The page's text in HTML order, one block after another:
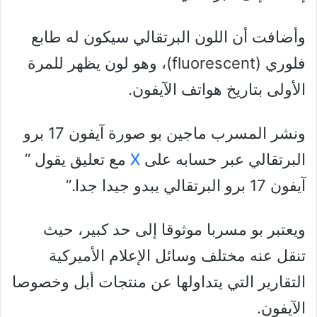
وأضافت أن اللون البرتقالي سيكون له طابع
فلوري (fluorescent)، وهو لون يظهر للمرة
الأولى بتاريخ هواتف الآيفون.
ونشر المسرب ماجين بو صورة آيفون 17 برو
البرتقالي عبر حسابه على X مع تعليق يقول ”
آيفون 17 برو البرتقالي يبدو جيدا جدا.”
ويعتبر بو مسربا موثوقا إلى حد كبير، حيث
تنقل عنه مختلف وسائل الإعلام الأميركية
التقارير التي يتداولها عن منتجات أبل وخصوصا
الآيفون.